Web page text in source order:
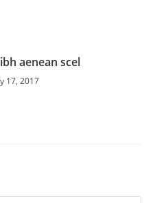
aenean scel
17, 2017